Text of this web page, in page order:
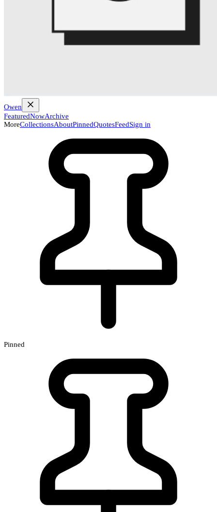
Owen
FeaturedNowArchive
MoreCollectionsAboutPinnedQuotesFeedSign in
Pinned